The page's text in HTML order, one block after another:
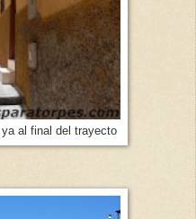
al final del trayecto